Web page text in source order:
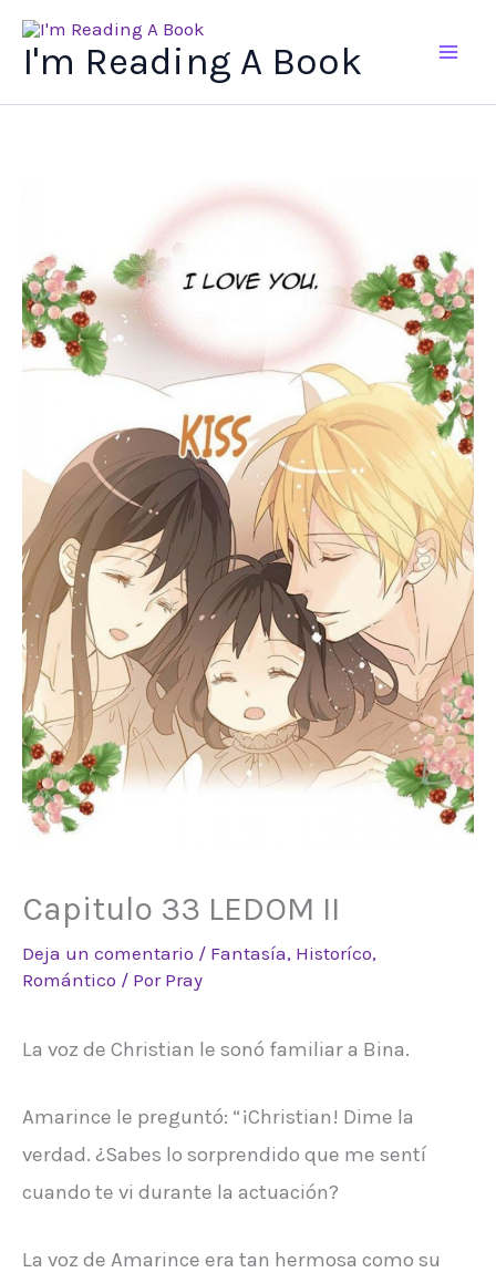
I'm Reading A Book
Capitulo 33 LEDOM II
Deja un comentario / Fantasía, Historíco,
Romántico / Por Pray
La voz de Christian le sonó familiar a Bina.
Amarince le preguntó: “¡Christian! Dime la
verdad. ¿Sabes lo sorprendido que me sentí
cuando te vi durante la actuación?
La voz de Amarince era tan hermosa como su